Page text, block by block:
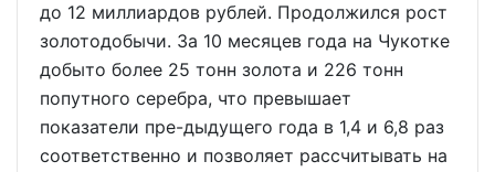
до 12 миллиардов рублей. Продолжился рост
золотодобычи. За 10 месяцев года на Чукотке
добыто более 25 тонн золота и 226 тонн
попутного серебра, что превышает
показатели пре-дыдущего года в 1,4 и 6,8 раз
соответственно и позволяет рассчитывать на